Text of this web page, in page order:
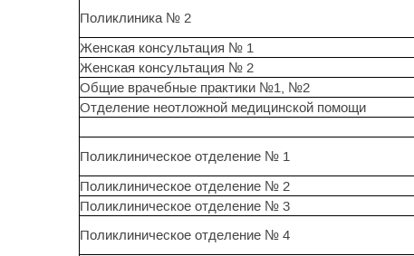
Поликлиника № 2
Женская консультация № 1
Женская консультация № 2
Общие врачебные практики №1, №2
Отделение неотложной медицинской помощи
Поликлиническое отделение № 1
Поликлиническое отделение № 2
Поликлиническое отделение № 3
Поликлиническое отделение № 4